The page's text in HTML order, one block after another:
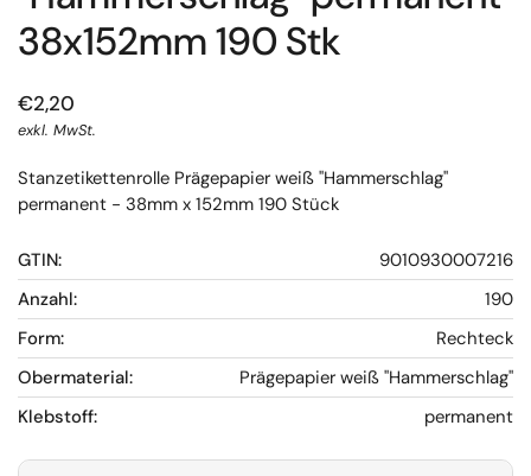
38x152mm 190 Stk
€2,20
exkl. MwSt.
Stanzetikettenrolle Prägepapier weiß "Hammerschlag"
permanent - 38mm x 152mm 190 Stück
GTIN:
9010930007216
Anzahl:
190
Form:
Rechteck
Obermaterial:
Prägepapier weiß "Hammerschlag"
Klebstoff:
permanent